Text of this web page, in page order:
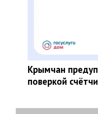
Крымчан
поверкой